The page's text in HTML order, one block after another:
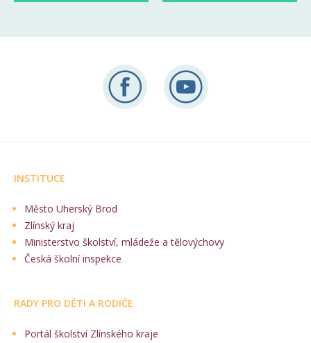
INSTITUCE
Město Uherský Brod
Zlínský kraj
Ministerstvo školství, mládeže a tělovýchovy
Česká školní inspekce
RADY PRO DĚTI A RODIČE
Portál školství Zlínského kraje